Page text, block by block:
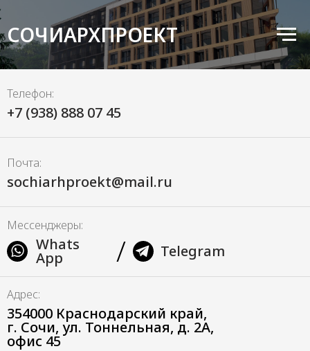
СОЧИАРХПРОЕКТ
+7 (938) 888 07 45
Телефон:
sochiarhproekt@mail.ru
Почта:
Whats
App
Мессенджеры:
Telegram
/
354000 Краснодарский край,
г. Сочи, ул. Тоннельная, д. 2А,
офис 45
Адрес: